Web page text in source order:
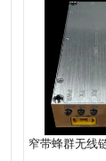
窄带蜂群无线